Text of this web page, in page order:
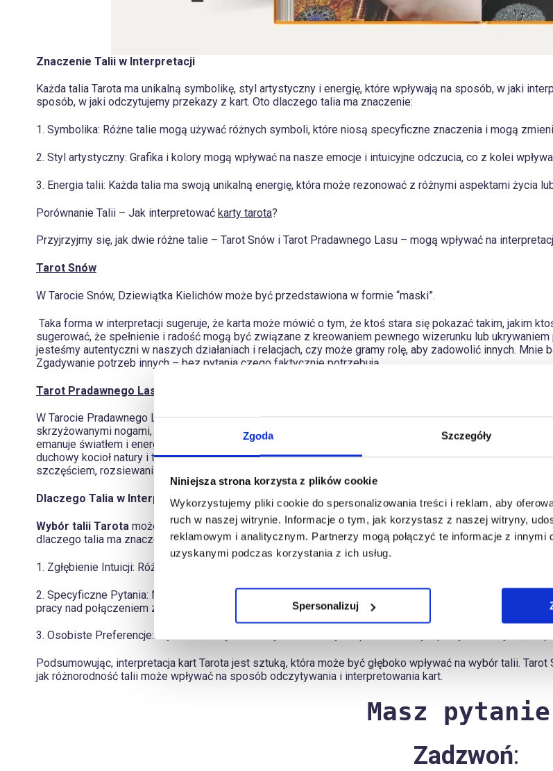
Zgoda Szczegóły
Niniejsza strona korzysta z plików cookie
Wykorzystujemy pliki cookie do spersonalizowania treści i reklam, aby
ruch w naszej witrynie. Informacje o tym, jak korzystasz z naszej witryny,
reklamowym i analitycznym. Partnerzy mogą połączyć te informacje z innymi
uzyskanymi podczas korzystania z ich usług.
Spersonalizuj
Znaczenie Talii w Interpretacji
Każda talia Tarota ma unikalną symbolikę, styl artystyczny i energię, które wpływają na sposób, w jaki
sposób, w jaki odczytujemy przekazy z kart. Oto dlaczego talia ma znaczenie:
1. Symbolika: Różne talie mogą używać różnych symboli, które niosą specyficzne znaczenia i mogą
2. Styl artystyczny: Grafika i kolory mogą wpływać na nasze emocje i intuicyjne odczucia, co z kolei
3. Energia talii: Każda talia ma swoją unikalną energię, która może rezonować z różnymi aspektami życia
Porównanie Talii – Jak interpretować karty tarota?
Przyjrzyjmy się, jak dwie różne talie – Tarot Snów i Tarot Pradawnego Lasu – mogą wpływać na
Tarot Snów
W Tarocie Snów, Dziewiątka Kielichów może być przedstawiona w formie “maski”.
Taka forma w interpretacji sugeruje, że karta może mówić o tym, że ktoś stara się pokazać takim, jakim
sugerować, że spełnienie i radość mogą być związane z kreowaniem pewnego wizerunku lub
jesteśmy autentyczni w naszych działaniach i relacjach, czy może gramy rolę, aby zadowolić innych.
Zgadywanie potrzeb innych – bez pytania czego faktycznie potrzebują.
Tarot Pradawnego Lasu
W Tarocie Pradawnego Lasu, Dziewiątka Pucharów – nazywana także Dziewiątką Kielichów – jest
skrzyżowanymi nogami, który lewituje i rozkłada ramiona niczym w geście błogosławieństwa. Wokół
emanuje światłem i energią wznoszącą się z czakry podstawy. Znaczenie tej karty jest głęboko
duchowy kocioł natury i tych, którzy w miłosierdziu zbliżają się do wiedzy, otrzymując
szczęściem, rozsiewania nasion na przyszłość oraz pomagania potrzebującym. Hojność ofiarowana
Dlaczego Talia w Interpretacji Ma Znaczenie
Wybór talii Tarota może znacząco wpływać na interpretację kart, ponieważ każda talia oferuje unikalny
dlaczego talia ma znaczenie:
1. Zgłębienie Intuicji: Różne talie mogą lepiej rezonować z naszymi intuicyjnymi odczuciami, co pomaga w
2. Specyficzne Pytania: Niektóre talie mogą być bardziej odpowiednie do konkretnych pytań lub sytuacji
pracy nad połączeniem z naturą i duchowym rozwojem, podczas gdy Tarot Snów może lepiej
3. Osobiste Preferencje: Wybór talii często zależy od osobistych upodobań i stylu pracy tarocisty. To, co
Podsumowując, interpretacja kart Tarota jest sztuką, która może być głęboko wpływać na wybór talii.
jak różnorodność talii może wpływać na sposób odczytywania i interpretowania kart.
Masz
Zadzwoń: